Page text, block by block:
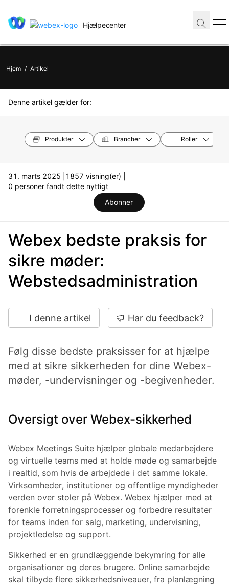
Hjælpecenter
Hjem / Artikel
Denne artikel gælder for:
Produkter Brancher Roller
31. marts 2025 |
1857 visning(er) |
0 personer fandt dette nyttigt
Abonner
Webex bedste praksis for
sikre møder:
Webstedsadministration
I denne artikel Har du feedback?
Følg disse bedste praksisser for at hjælpe
med at sikre sikkerheden for dine Webex-
møder, -undervisninger og -begivenheder.
Oversigt over Webex-sikkerhed
Webex Meetings Suite hjælper globale medarbejdere
og virtuelle teams med at holde møde og samarbejde
i realtid, som hvis de arbejdede i det samme lokale.
Virksomheder, institutioner og offentlige myndigheder
verden over stoler på Webex. Webex hjælper med at
forenkle forretningsprocesser og forbedre resultater
for teams inden for salg, marketing, undervisning,
projektledelse og support.
Sikkerhed er en grundlæggende bekymring for alle
organisationer og deres brugere. Online samarbejde
skal tilbyde flere sikkerhedsniveauer, fra planlægning